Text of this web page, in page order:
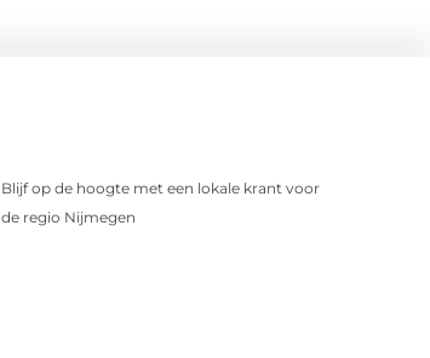
Blijf op de hoogte met een lokale krant voor
de regio Nijmegen